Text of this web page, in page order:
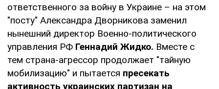
ответственного за войну в Украине – на этом
"посту" Александра Дворникова заменил
нынешний директор Военно-политического
управления РФ Геннадий Жидко. Вместе с
тем страна-агрессор продолжает "тайную
мобилизацию" и пытается пресекать
активность украинских партизан на